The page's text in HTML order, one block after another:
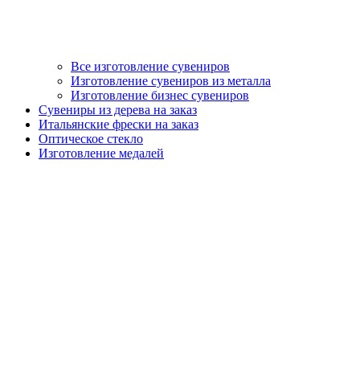
Все изготовление сувениров
Изготовление сувениров из металла
Изготовление бизнес сувениров
Сувениры из дерева на заказ
Итальянские фрески на заказ
Оптическое стекло
Изготовление медалей